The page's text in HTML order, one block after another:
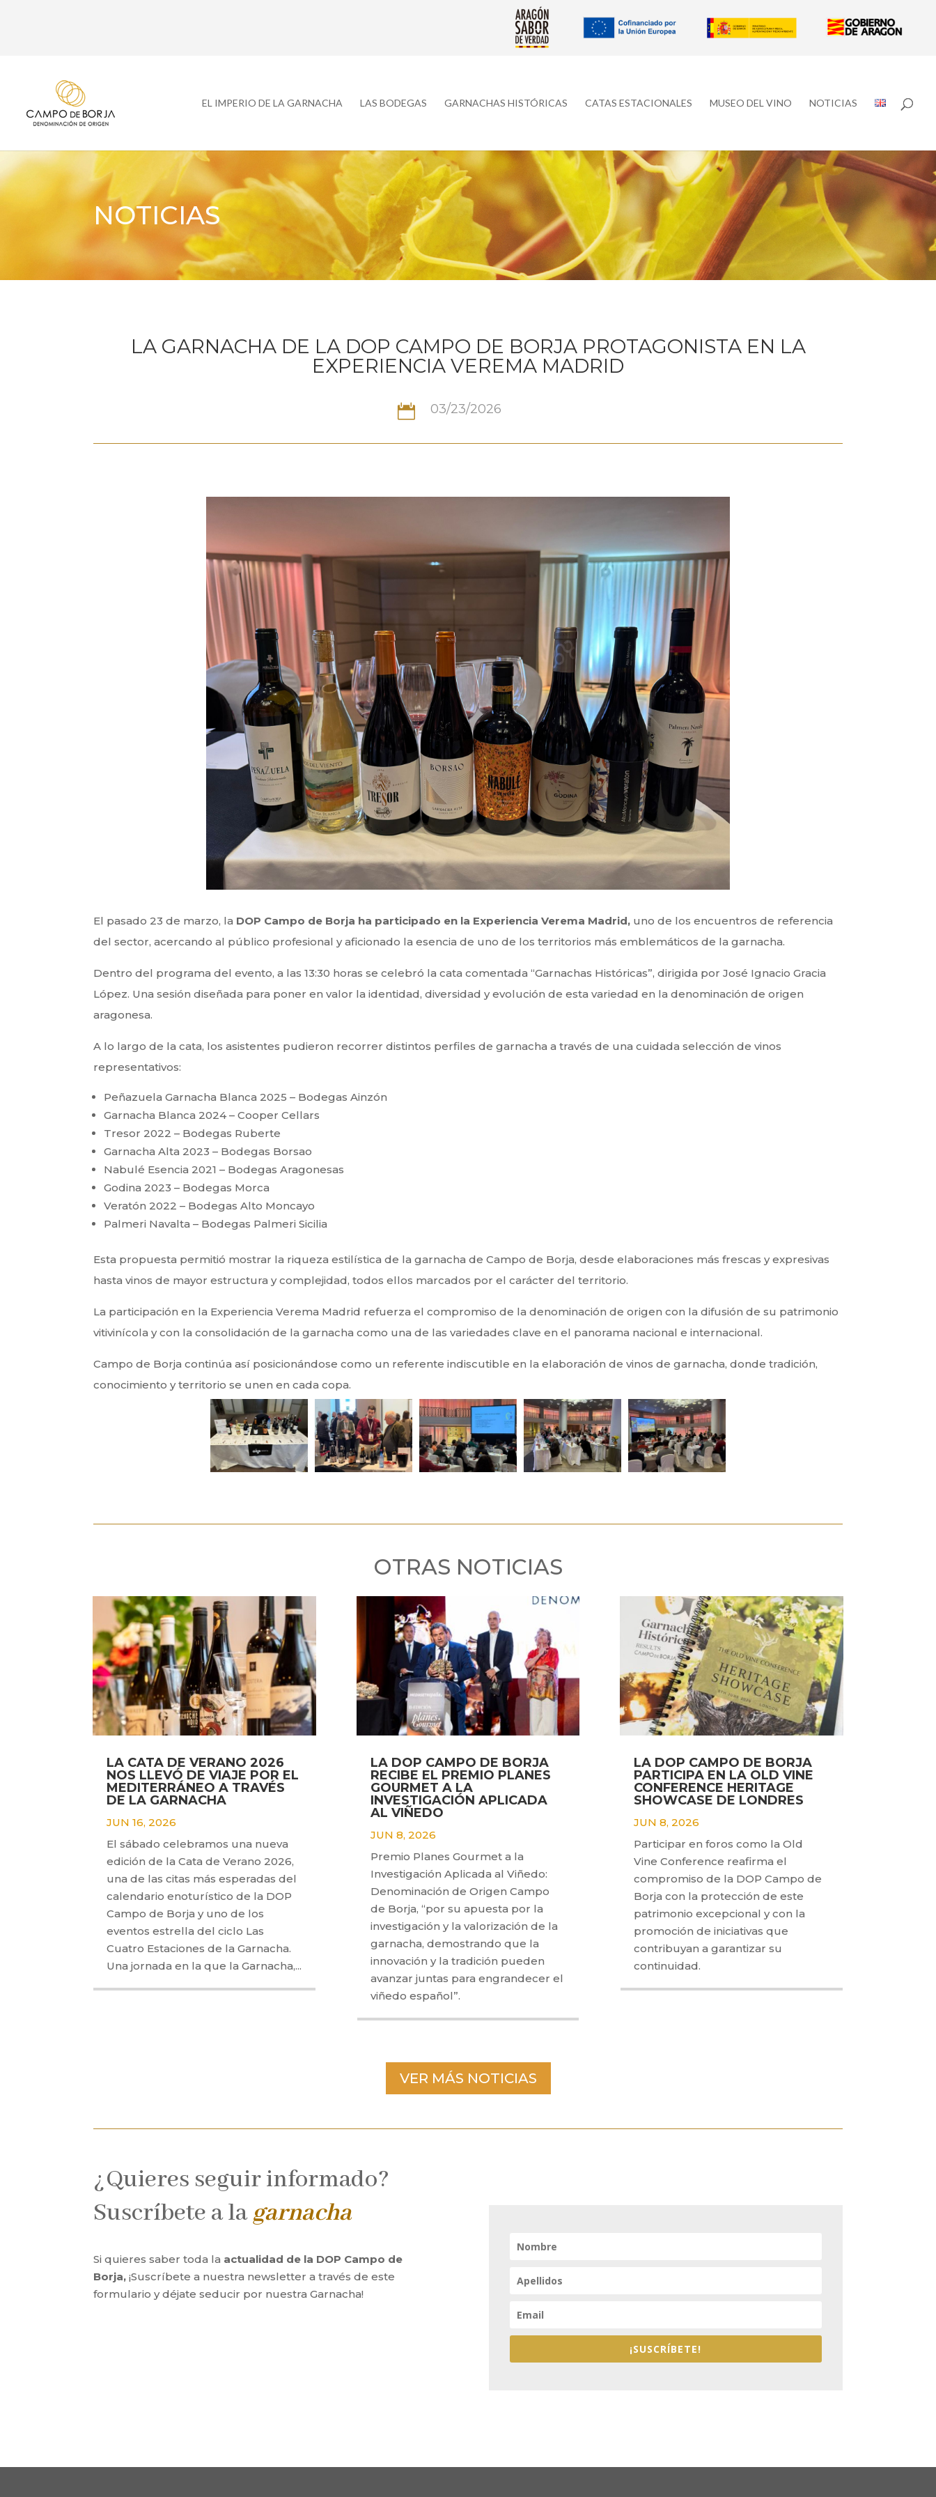
EL IMPERIO DE LA GARNACHA LAS BODEGAS GARNACHAS HISTÓRICAS CATAS ESTACIONALES MUSEO DEL VINO NOTICIAS
NOTICIAS
LA GARNACHA DE LA DOP CAMPO DE BORJA PROTAGONISTA EN LA
EXPERIENCIA VEREMA MADRID
 03/23/2026
El pasado 23 de marzo, la DOP Campo de Borja ha participado en la Experiencia Verema Madrid, uno de los encuentros de referencia
del sector, acercando al público profesional y aficionado la esencia de uno de los territorios más emblemáticos de la garnacha.
Dentro del programa del evento, a las 13:30 horas se celebró la cata comentada “Garnachas Históricas”, dirigida por José Ignacio Gracia
López. Una sesión diseñada para poner en valor la identidad, diversidad y evolución de esta variedad en la denominación de origen
aragonesa.
A lo largo de la cata, los asistentes pudieron recorrer distintos perfiles de garnacha a través de una cuidada selección de vinos
representativos:
Peñazuela Garnacha Blanca 2025 – Bodegas Ainzón
Garnacha Blanca 2024 – Cooper Cellars
Tresor 2022 – Bodegas Ruberte
Garnacha Alta 2023 – Bodegas Borsao
Nabulé Esencia 2021 – Bodegas Aragonesas
Godina 2023 – Bodegas Morca
Veratón 2022 – Bodegas Alto Moncayo
Palmeri Navalta – Bodegas Palmeri Sicilia
Esta propuesta permitió mostrar la riqueza estilística de la garnacha de Campo de Borja, desde elaboraciones más frescas y expresivas
hasta vinos de mayor estructura y complejidad, todos ellos marcados por el carácter del territorio.
La participación en la Experiencia Verema Madrid refuerza el compromiso de la denominación de origen con la difusión de su patrimonio
vitivinícola y con la consolidación de la garnacha como una de las variedades clave en el panorama nacional e internacional.
Campo de Borja continúa así posicionándose como un referente indiscutible en la elaboración de vinos de garnacha, donde tradición,
conocimiento y territorio se unen en cada copa.
OTRAS NOTICIAS
LA CATA DE VERANO 2026
NOS LLEVÓ DE VIAJE POR EL
MEDITERRÁNEO A TRAVÉS
DE LA GARNACHA
JUN 16, 2026
El sábado celebramos una nueva
edición de la Cata de Verano 2026,
una de las citas más esperadas del
calendario enoturístico de la DOP
Campo de Borja y uno de los
eventos estrella del ciclo Las
Cuatro Estaciones de la Garnacha.
Una jornada en la que la Garnacha,...
LA DOP CAMPO DE BORJA
RECIBE EL PREMIO PLANES
GOURMET A LA
INVESTIGACIÓN APLICADA
AL VIÑEDO
JUN 8, 2026
Premio Planes Gourmet a la
Investigación Aplicada al Viñedo:
Denominación de Origen Campo
de Borja, “por su apuesta por la
investigación y la valorización de la
garnacha, demostrando que la
innovación y la tradición pueden
avanzar juntas para engrandecer el
viñedo español”.
LA DOP CAMPO DE BORJA
PARTICIPA EN LA OLD VINE
CONFERENCE HERITAGE
SHOWCASE DE LONDRES
JUN 8, 2026
Participar en foros como la Old
Vine Conference reafirma el
compromiso de la DOP Campo de
Borja con la protección de este
patrimonio excepcional y con la
promoción de iniciativas que
contribuyan a garantizar su
continuidad.
VER MÁS NOTICIAS
¿Quieres seguir informado?
Suscríbete a lagarnacha
Si quieres saber toda la actualidad de la DOP Campo de
Borja, ¡Suscríbete a nuestra newsletter a través de este
formulario y déjate seducir por nuestra Garnacha!
¡SUSCRÍBETE!